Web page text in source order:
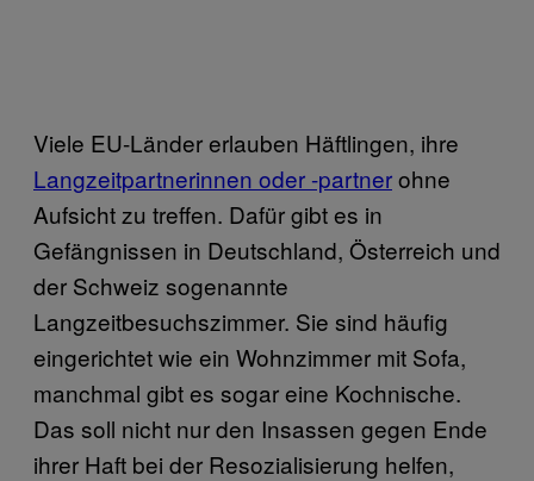
Viele EU-Länder erlauben Häftlingen, ihre
Langzeitpartnerinnen oder -partnerohne
Aufsicht zu treffen. Dafür gibt es in
Gefängnissen in Deutschland, Österreich und
der Schweiz sogenannte
Langzeitbesuchszimmer. Sie sind häufig
eingerichtet wie ein Wohnzimmer mit Sofa,
manchmal gibt es sogar eine Kochnische.
Das soll nicht nur den Insassen gegen Ende
ihrer Haft bei der Resozialisierung helfen,